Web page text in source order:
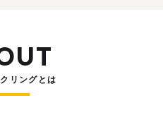
リングとは